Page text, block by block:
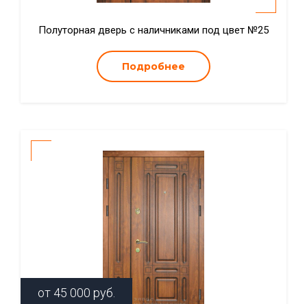
Полуторная дверь с наличниками под цвет №25
Подробнее
от 45 000 руб.